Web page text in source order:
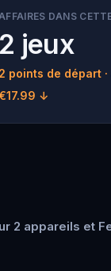
DANS
2 jeux
2 points de départ
€17.99 ↓
2 appareils et